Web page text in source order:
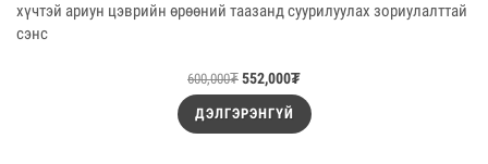
хүчтэй ариун цэврийн өрөөний таазанд суурилуулах зориулалттай
сэнс
600,000₮ 552,000₮
ДЭЛГЭРЭНГҮЙ